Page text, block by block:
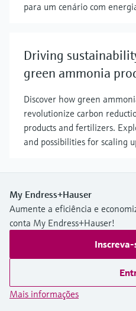
para um cenário com
Driving
green ammonia
Discover how green
revolutionize carbon
products and fertilizers.
and possibilities for scaling
My Endress+Hauser
Aumente a eficiência e
conta My Endress+Hauser!
Mais informações